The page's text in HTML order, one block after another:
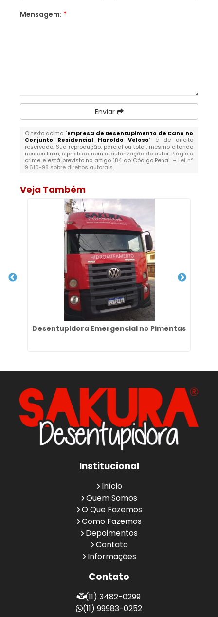
Mensagem: *
Enviar
O texto acima "Empresa de Desentupimento de Cano no
Conjunto Residencial Haroldo Veloso" é de direito
reservado. Sua reprodução, parcial ou total, mesmo citando
nossos links, é proibida sem a autorização do autor. Plágio é
crime e está previsto no artigo 184 do Código Penal. – Lei n°
9.610-98 sobre direitos autorais.
Veja Também
Desentupidora Emergencial no Pimentas
Institucional
Início
Quem Somos
O Que Fazemos
Como Fazemos
Depoimentos
Contato
Informações
Contato
(11) 3482-0299
(11) 99983-0252